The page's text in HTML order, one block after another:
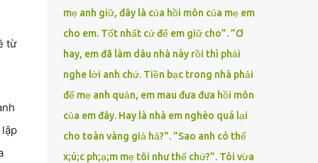
từ
mẹ anh giữ, đây là của hồi môn của mẹ em
cho em. Tốt nhất cứ để em giữ cho”. ”Ơ
hay, em đã làm dâu nhà này rồi thì phải
nghe lời anh chứ. Tiền bạc trong nhà phải
để mẹ anh quản, em mau đưa đưa hồi môn
của em đây. Hay là nhà em nghèo quá lại
cho toàn vàng giả hả?”. ”Sao anh có thể
x;ú;c ph;ạ;m mẹ tôi như thế chứ?”. Tôi vừa